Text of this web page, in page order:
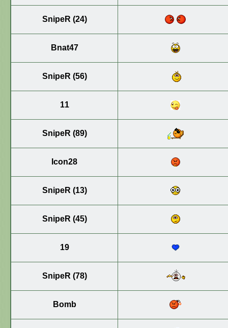
SnipeR (24)
Bnat47
SnipeR (56)
11
SnipeR (89)
Icon28
SnipeR (13)
SnipeR (45)
19
SnipeR (78)
Bomb